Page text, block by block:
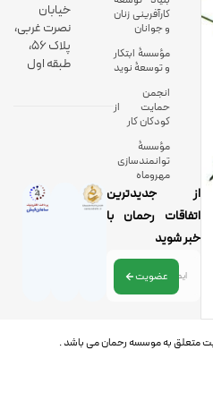
کارآفرینی زنان
و جوانان
مؤسسۀ ابتکار
و توسعۀ نوید
انجمن
حمایت از
کودکان کار
مؤسسۀ
توانمندسازی
مهروماه
خیابان
نصرت غربی،
پلاک 56،
طبقه اول
از جدیدترین
اتفاقات رحمان با
خبر شوید
عضویت
متعلق به موسسه رحمان می باشد .